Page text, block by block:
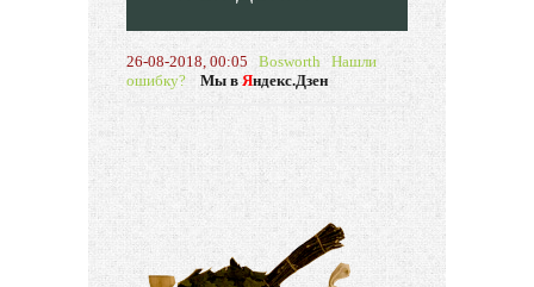
26-08-2018, 00:05 Bosworth Нашли
ошибку?
Мы вЯндекс.Дзен